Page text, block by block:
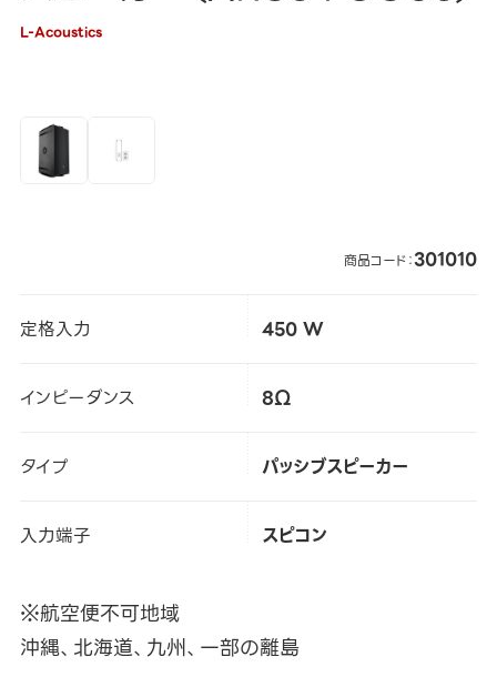
L-Acoustics
商品コード：301010
定格入力 450 W
インピーダンス 8Ω
タイプ パッシブスピーカー
入力端子 スピコン
※航空便不可地域
沖縄、北海道、九州、一部の離島